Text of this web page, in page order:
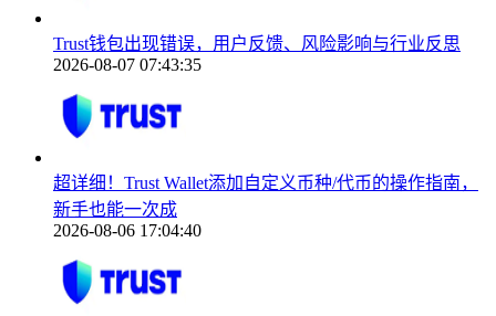
Trust钱包出现错误，用户反馈、风险影响与行业反思
2026-08-07 07:43:35
超详细！Trust Wallet添加自定义币种/代币的操作指南，
新手也能一次成
2026-08-06 17:04:40